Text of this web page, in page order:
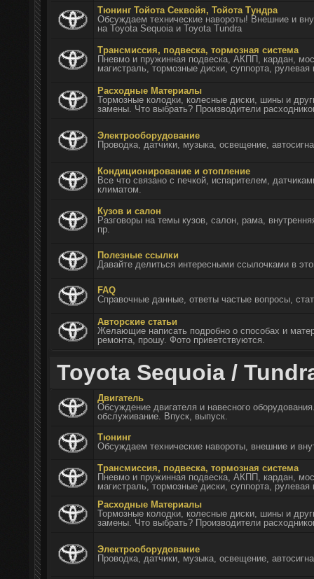
Тюнинг Тойота Секвойя, Тойота Тундра
Обсуждаем технические навороты! Внешние и
на Toyota Sequoia и Toyota Tundra
Трансмиссия, подвеска, тормозная система
Пневмо и пружинная подвеска, АКПП, кардан,
магистраль, тормозные диски, суппорта,
Расходные Материалы
Тормозные колодки, колесные диски, шины и
замены. Что выбрать? Производители
Электрооборудование
Проводка, датчики, музыка, освещение,
Кондиционирование и отопление
Все что связано с печкой, испарителем,
климатом.
Кузов и салон
Разговоры на темы кузов, салон, рама,
пр.
Полезные ссылки
Давайте делиться интересными ссылочками в
FAQ
Справочные данные, ответы частые вопросы,
Авторские статьи
Желающие написать подробно о способах и
ремонта, прошу. Фото приветствуются.
Toyota Sequoia /
Двигатель
Обсуждение двигателя и навесного
обслуживание. Впуск, выпуск.
Тюнинг
Обсуждаем технические навороты, внешние и
Трансмиссия, подвеска, тормозная система
Пневмо и пружинная подвеска, АКПП, кардан,
магистраль, тормозные диски, суппорта,
Расходные Материалы
Тормозные колодки, колесные диски, шины и
замены. Что выбрать? Производители
Электрооборудование
Проводка, датчики, музыка, освещение,